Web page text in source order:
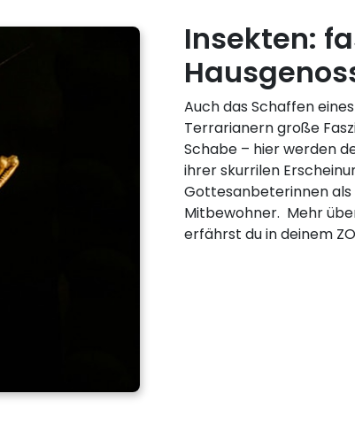
Insekten:
Auch das Schaffen
Terrarianern große
Schabe – hier werden
ihrer skurrilen
Gottesanbeterinnen
Mitbewohner. Mehr
erfährst du in deinem